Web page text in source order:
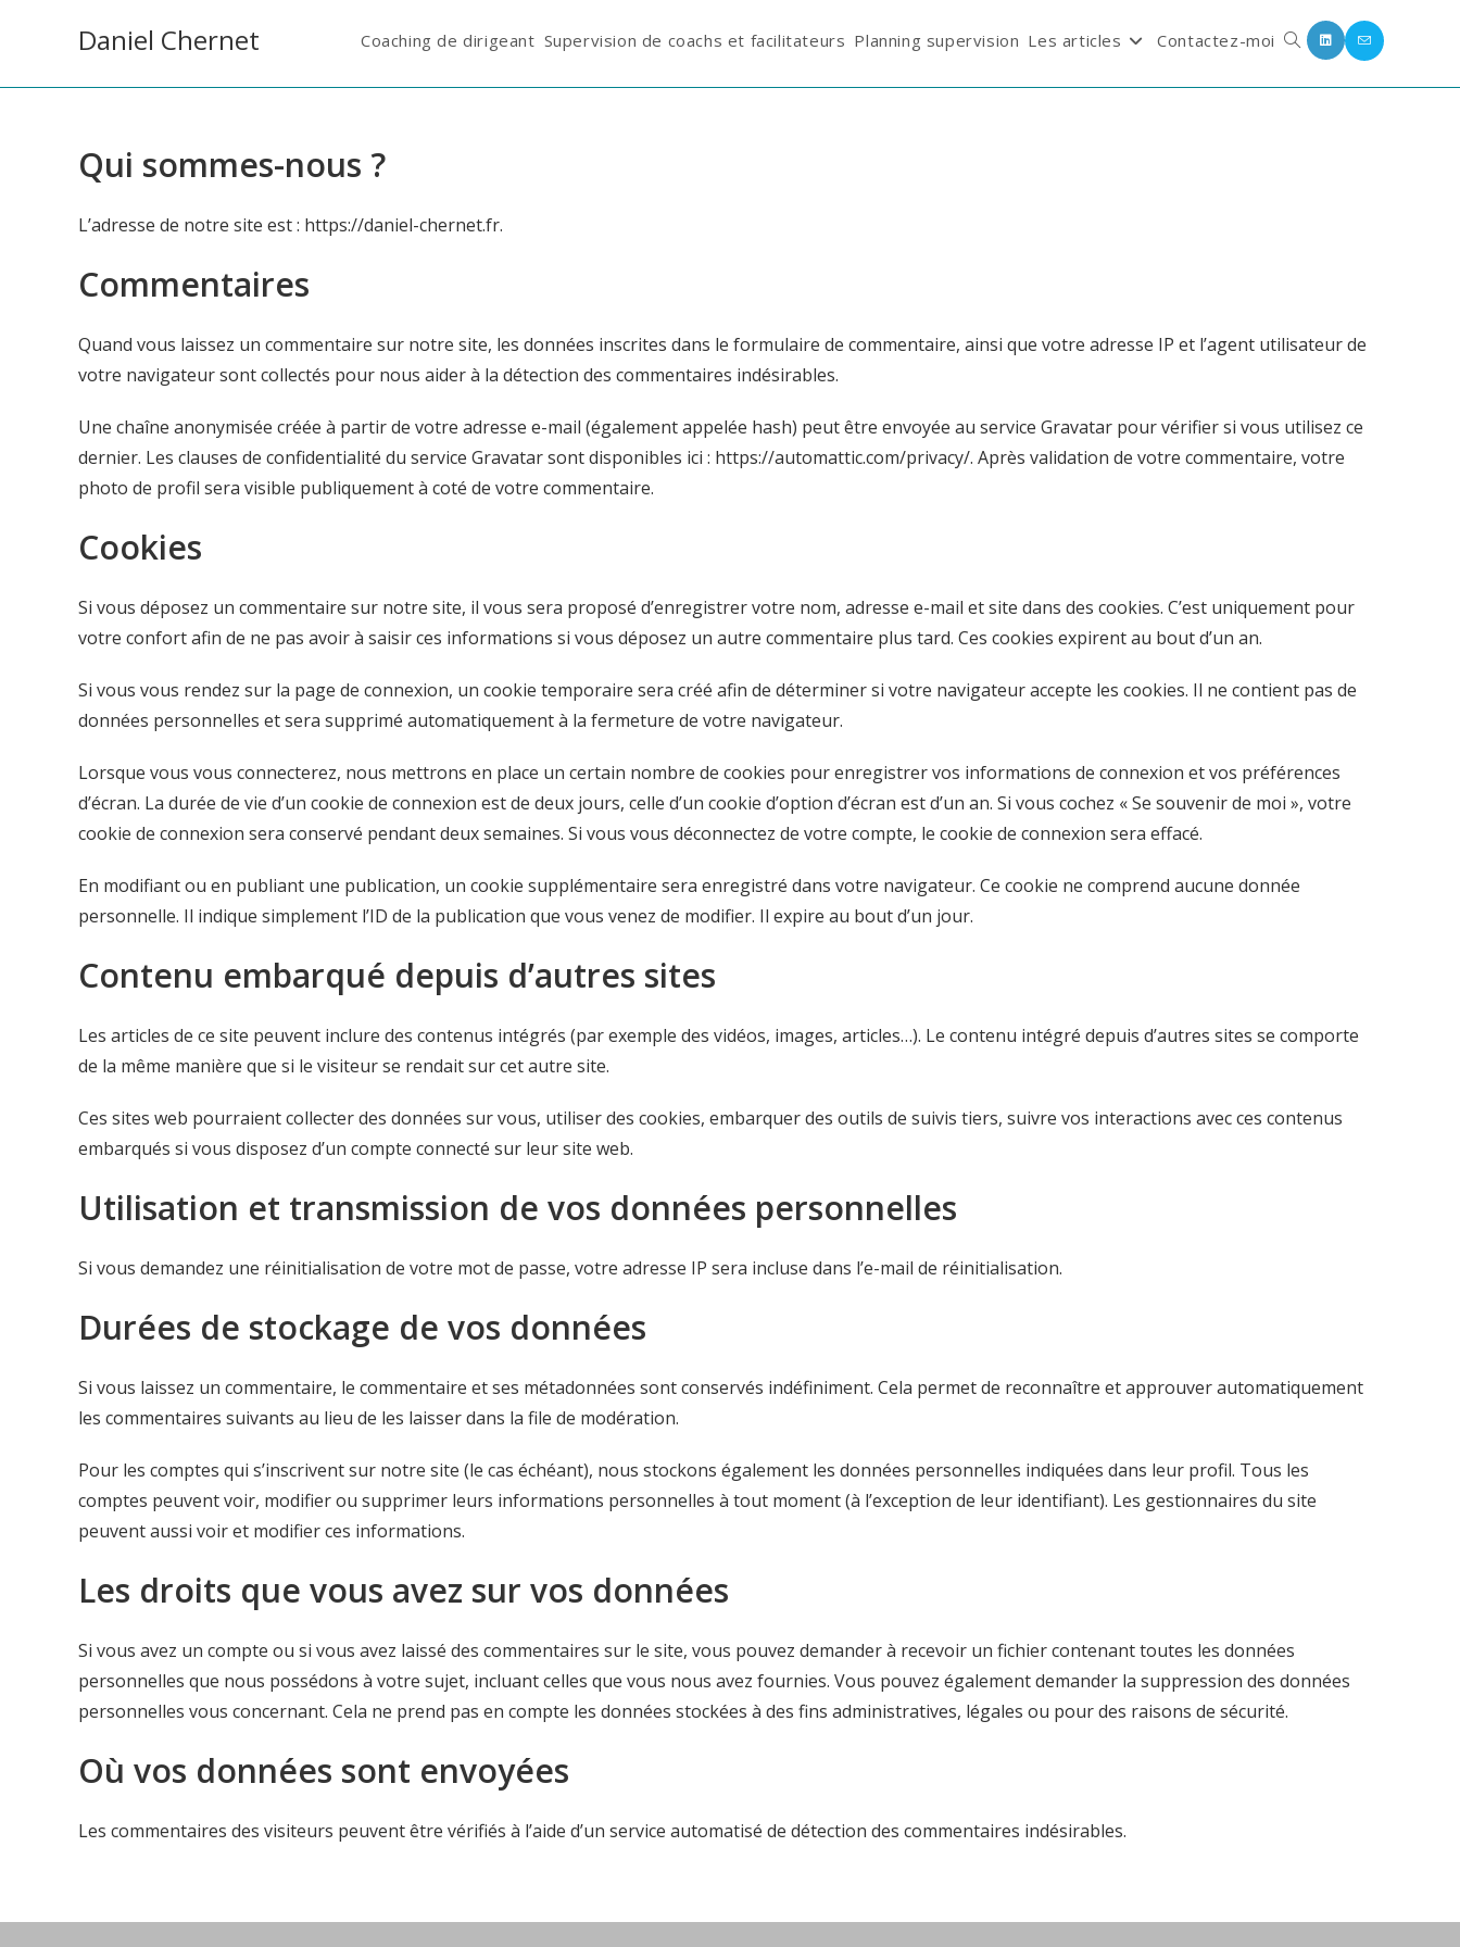
Daniel Chernet Coaching de dirigeant Supervision de coachs et facilitateurs Planning supervision Les articles Contactez-moi Toggle
Qui sommes-nous ?
L’adresse de notre site est : https://daniel-chernet.fr.
Commentaires
Quand vous laissez un commentaire sur notre site, les données inscrites dans le formulaire de commentaire, ainsi que votre adresse IP et l’agent utilisateur de
votre navigateur sont collectés pour nous aider à la détection des commentaires indésirables.
Une chaîne anonymisée créée à partir de votre adresse e-mail (également appelée hash) peut être envoyée au service Gravatar pour vérifier si vous utilisez ce
dernier. Les clauses de confidentialité du service Gravatar sont disponibles ici : https://automattic.com/privacy/. Après validation de votre commentaire, votre
photo de profil sera visible publiquement à coté de votre commentaire.
Cookies
Si vous déposez un commentaire sur notre site, il vous sera proposé d’enregistrer votre nom, adresse e-mail et site dans des cookies. C’est uniquement pour
votre confort afin de ne pas avoir à saisir ces informations si vous déposez un autre commentaire plus tard. Ces cookies expirent au bout d’un an.
Si vous vous rendez sur la page de connexion, un cookie temporaire sera créé afin de déterminer si votre navigateur accepte les cookies. Il ne contient pas de
données personnelles et sera supprimé automatiquement à la fermeture de votre navigateur.
Lorsque vous vous connecterez, nous mettrons en place un certain nombre de cookies pour enregistrer vos informations de connexion et vos préférences
d’écran. La durée de vie d’un cookie de connexion est de deux jours, celle d’un cookie d’option d’écran est d’un an. Si vous cochez « Se souvenir de moi », votre
cookie de connexion sera conservé pendant deux semaines. Si vous vous déconnectez de votre compte, le cookie de connexion sera effacé.
En modifiant ou en publiant une publication, un cookie supplémentaire sera enregistré dans votre navigateur. Ce cookie ne comprend aucune donnée
personnelle. Il indique simplement l’ID de la publication que vous venez de modifier. Il expire au bout d’un jour.
Contenu embarqué depuis d’autres sites
Les articles de ce site peuvent inclure des contenus intégrés (par exemple des vidéos, images, articles…). Le contenu intégré depuis d’autres sites se comporte
de la même manière que si le visiteur se rendait sur cet autre site.
Ces sites web pourraient collecter des données sur vous, utiliser des cookies, embarquer des outils de suivis tiers, suivre vos interactions avec ces contenus
embarqués si vous disposez d’un compte connecté sur leur site web.
Utilisation et transmission de vos données personnelles
Si vous demandez une réinitialisation de votre mot de passe, votre adresse IP sera incluse dans l’e-mail de réinitialisation.
Durées de stockage de vos données
Si vous laissez un commentaire, le commentaire et ses métadonnées sont conservés indéfiniment. Cela permet de reconnaître et approuver automatiquement
les commentaires suivants au lieu de les laisser dans la file de modération.
Pour les comptes qui s’inscrivent sur notre site (le cas échéant), nous stockons également les données personnelles indiquées dans leur profil. Tous les
comptes peuvent voir, modifier ou supprimer leurs informations personnelles à tout moment (à l’exception de leur identifiant). Les gestionnaires du site
peuvent aussi voir et modifier ces informations.
Les droits que vous avez sur vos données
Si vous avez un compte ou si vous avez laissé des commentaires sur le site, vous pouvez demander à recevoir un fichier contenant toutes les données
personnelles que nous possédons à votre sujet, incluant celles que vous nous avez fournies. Vous pouvez également demander la suppression des données
personnelles vous concernant. Cela ne prend pas en compte les données stockées à des fins administratives, légales ou pour des raisons de sécurité.
Où vos données sont envoyées
Les commentaires des visiteurs peuvent être vérifiés à l’aide d’un service automatisé de détection des commentaires indésirables.